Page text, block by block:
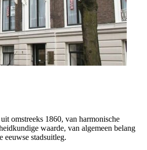
omstreeks 1860, van harmonische
waarde, van algemeen belang
eeuwse stadsuitleg.